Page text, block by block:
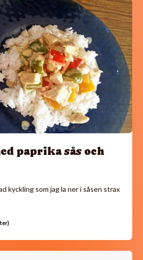
paprika sås och
kyckling som jag la ner i såsen strax